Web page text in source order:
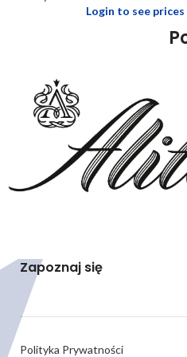
Login to see prices
Zapoznaj się
Polityka Prywatności